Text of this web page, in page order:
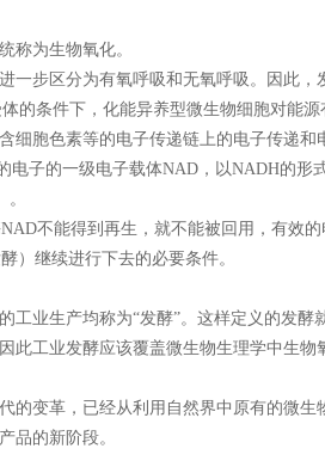
为生物氧化。
步区分为有氧呼吸和无氧呼吸。因此，
条件下，化能异养型微生物细胞对能源
细胞色素等的电子传递链上的电子传递
子的一级电子载体NAD，以NADH的形
不能得到再生，就不能被回用，有效的
）继续进行下去的必要条件。
业生产均称为“发酵”。这样定义的发酵
工业发酵应该覆盖微生物生理学中生物
变革，已经从利用自然界中原有的微生
品的新阶段。